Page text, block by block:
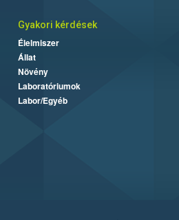
Gyakori kérdések
Élelmiszer
Állat
Növény
Laboratóriumok
Labor/Egyéb